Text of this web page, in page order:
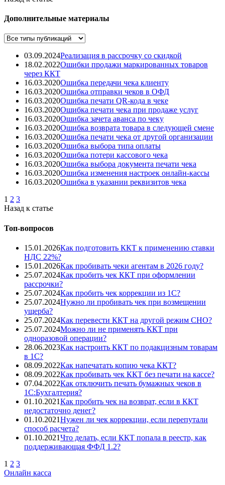
Дополнительные материалы
03.09.2024Реализация в рассрочку со скидкой
18.02.2022Ошибки продажи маркированных товаров
через ККТ
16.03.2020Ошибка передачи чека клиенту
16.03.2020Ошибка отправки чеков в ОФД
16.03.2020Ошибка печати QR-кода в чеке
16.03.2020Ошибка печати чека при продаже услуг
16.03.2020Ошибка зачета аванса по чеку
16.03.2020Ошибка возврата товара в следующей смене
16.03.2020Ошибка печати чека от другой организации
16.03.2020Ошибка выбора типа оплаты
16.03.2020Ошибка потери кассового чека
16.03.2020Ошибка выбора документа печати чека
16.03.2020Ошибка изменения настроек онлайн-кассы
16.03.2020Ошибка в указании реквизитов чека
1 2 3
Назад к статье
Топ-вопросов
15.01.2026Как подготовить ККТ к применению ставки
НДС 22%?
15.01.2026Как пробивать чеки агентам в 2026 году?
25.07.2024Как пробить чек ККТ при оформлении
рассрочки?
25.07.2024Как пробить чек коррекции из 1С?
25.07.2024Нужно ли пробивать чек при возмещении
ущерба?
25.07.2024Как перевести ККТ на другой режим СНО?
25.07.2024Можно ли не применять ККТ при
одноразовой операции?
28.06.2023Как настроить ККТ по подакцизным товарам
в 1С?
08.09.2022Как напечатать копию чека ККТ?
08.09.2022Как пробивать чек ККТ без печати на кассе?
07.04.2022Как отключить печать бумажных чеков в
1С:Бухгалтерия?
01.10.2021Как пробить чек на возврат, если в ККТ
недостаточно денег?
01.10.2021Нужен ли чек коррекции, если перепутали
способ расчета?
01.10.2021Что делать, если ККТ попала в реестр, как
поддерживающая ФФД 1.2?
1 2 3
Онлайн касса